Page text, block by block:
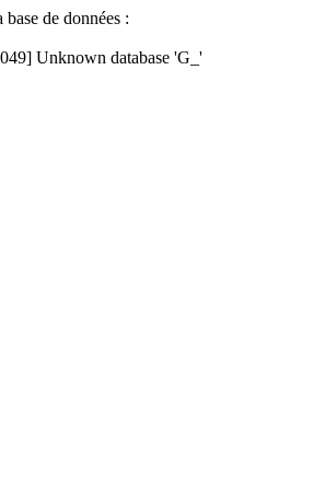
de données :
Unknown database 'G_'